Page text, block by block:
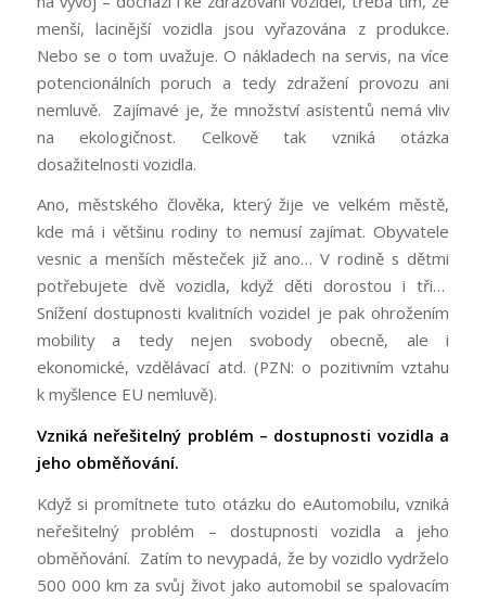
menší, lacinější vozidla jsou vyřazována z produkce.
Nebo se o tom uvažuje. O nákladech na servis, na více
potencionálních poruch a tedy zdražení provozu ani
nemluvě. Zajímavé je, že množství asistentů nemá vliv
na ekologičnost. Celkově tak vzniká otázka
dosažitelnosti vozidla.
Ano, městského člověka, který žije ve velkém městě,
kde má i většinu rodiny to nemusí zajímat. Obyvatele
vesnic a menších městeček již ano… V rodině s dětmi
potřebujete dvě vozidla, když děti dorostou i tři…
Snížení dostupnosti kvalitních vozidel je pak ohrožením
mobility a tedy nejen svobody obecně, ale i
ekonomické, vzdělávací atd. (PZN: o pozitivním vztahu
k myšlence EU nemluvě).
Vzniká neřešitelný problém – dostupnosti vozidla a
jeho obměňování.
Když si promítnete tuto otázku do eAutomobilu, vzniká
neřešitelný problém – dostupnosti vozidla a jeho
obměňování. Zatím to nevypadá, že by vozidlo vydrželo
500 000 km za svůj život jako automobil se spalovacím